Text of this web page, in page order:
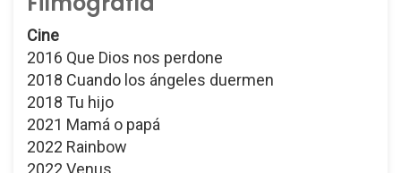
Cine
2016 Que Dios nos perdone
2018 Cuando los ángeles duermen
2018 Tu hijo
2021 Mamá o papá
2022 Rainbow
2022 Venus